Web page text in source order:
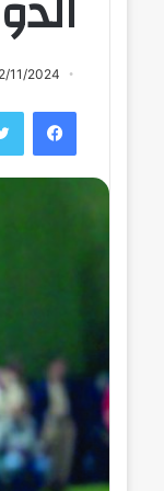
11/2024